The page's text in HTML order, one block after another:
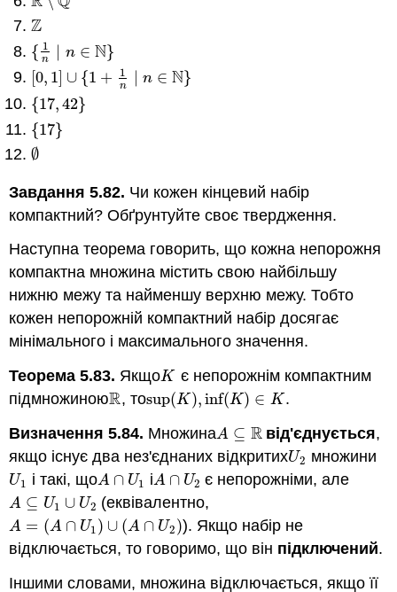
Z
Z
{ 1
n ∣ n ∈ N}
{1n n∈N}
[0, 1 ∪ {1 + 1
n n ∈ N}
[0, 1 ∪{ 1 + 1n ∣n ∈N}
{17,42}
{ 17, 42}
{17}
{17}
∅
∅
Завдання 5.82. Чи кожен кінцевий набір
компактний? Обґрунтуйте своє твердження.
Наступна теорема говорить, що кожна непорожня
компактна множина містить свою найбільшу
нижню межу та найменшу верхню межу. Тобто
кожен непорожній компактний набір досягає
мінімального і максимального значення.
Теорема 5.83. ЯкщоK
K є непорожнім компактним
підмножиноюR
R, тоsup(K),inf(K) ∈ K
sup(K) ,inf(K)∈ K
.
Визначення 5.84. МножинаA ⊆ R
A⊆R від'єднується,
якщо існує два нез'єднаних відкритихU2
U2 множини
U1
U1 і такі, щоA ∩ U1
A∩U1 іA ∩ U2
A∩U2 є непорожніми, але
A ⊆ U1 ∪ U2
A⊆U1∪ U 2 (еквівалентно,
A = (A ∩ U1) ∪ (A ∩ U2 )
A=(A∩U1 )∪ (A∩ U2 )
). Якщо набір не
відключається, то говоримо, що він підключений.
Іншими словами, множина відключається, якщо її